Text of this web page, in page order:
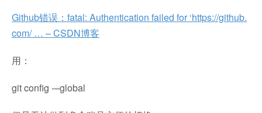
Github错误：fatal: Authentication failed for ‘https://github.
com/ … – CSDN博客
用：
git config -–global